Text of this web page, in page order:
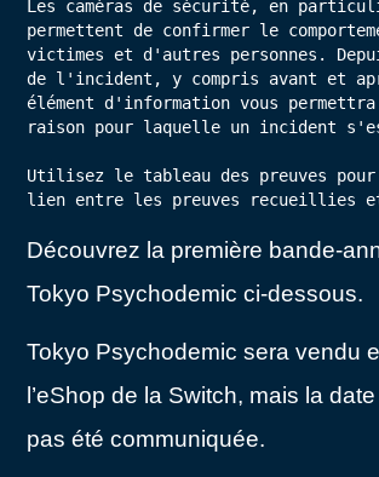
Les caméras de sécurité, en
permettent de confirmer le
victimes et d'autres personnes.
de l'incident, y compris avant et
élément d'information vous
raison pour laquelle un incident
Utilisez le tableau des preuves
lien entre les preuves recueillies
Découvrez la première bande-
Tokyo Psychodemic ci-dessous.
Tokyo Psychodemic sera vendu
l’eShop de la Switch, mais la
pas été communiquée.